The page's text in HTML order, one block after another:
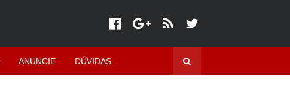
ANUNCIE DÚVIDAS